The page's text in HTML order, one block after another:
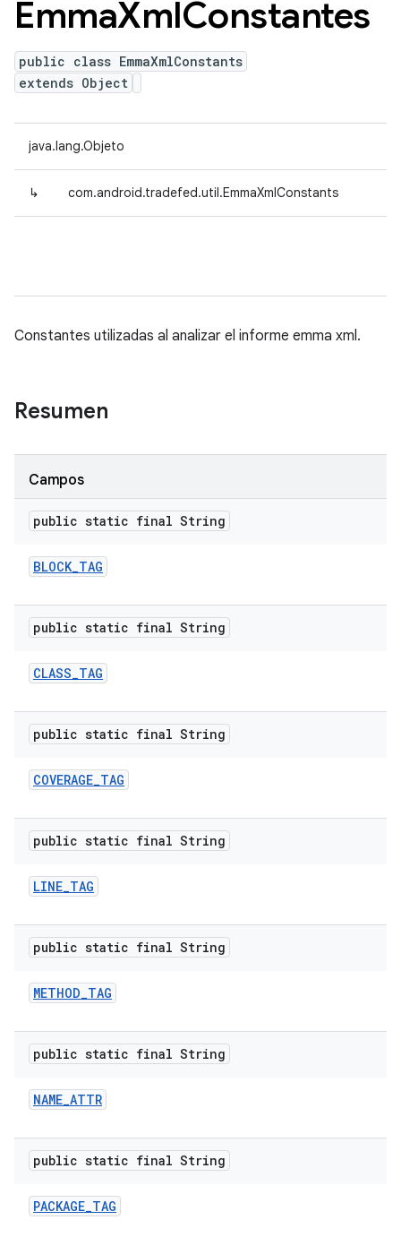
EmmaXmlConstantes
public class EmmaXmlConstants
extends Object
java.lang.Objeto
↳ com.android.tradefed.util.EmmaXmlConstants
Constantes utilizadas al analizar el informe emma xml.
Resumen
Campos
public static final String
BLOCK_TAG
public static final String
CLASS_TAG
public static final String
COVERAGE_TAG
public static final String
LINE_TAG
public static final String
METHOD_TAG
public static final String
NAME_ATTR
public static final String
PACKAGE_TAG